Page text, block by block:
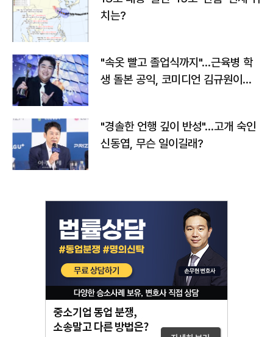
치는?
"속옷 빨고 졸업식까지"…근육병 학
생 돌본 공익, 코미디언 김규원이었
"경솔한 언행 깊이 반성"…고개 숙인
신동엽, 무슨 일이길래?